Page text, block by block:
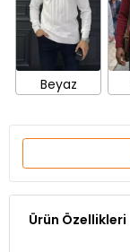
Beyaz
Ürün Özellikleri